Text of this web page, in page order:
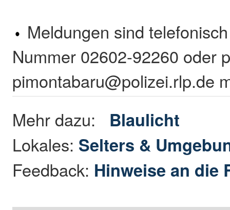
Meldungen sind
Nummer 02602-92260 oder
pimontabaru@polizei.rlp.de
Mehr dazu: Blaulicht
Lokales: Selters &
Feedback: Hinweise an die